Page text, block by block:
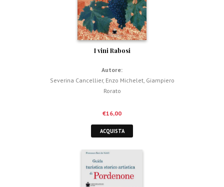
I vini Rabosi
Autore:
Severina Cancellier, Enzo Michelet, Giampiero
Rorato
€16,00
ACQUISTA